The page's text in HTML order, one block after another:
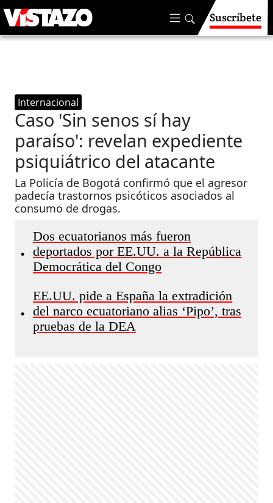
Suscríbete
Internacional
Caso 'Sin senos sí hay
paraíso': revelan expediente
psiquiátrico del atacante
La Policía de Bogotá confirmó que el agresor
padecía trastornos psicóticos asociados al
consumo de drogas.
•
Dos ecuatorianos más fueron
deportados por EE.UU. a la República
Democrática del Congo
•
EE.UU. pide a España la extradición
del narco ecuatoriano alias ‘Pipo’, tras
pruebas de la DEA